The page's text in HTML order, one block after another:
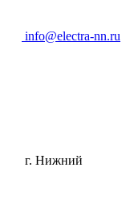
info@electra-nn.ru
г. Нижний